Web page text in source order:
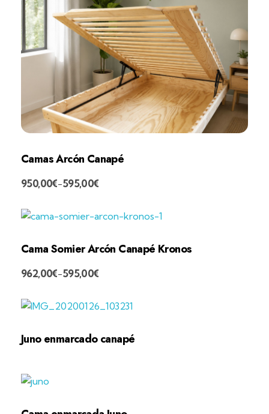
Camas Arcón Canapé
595,00€
-
950,00€
Cama Somier Arcón Canapé Kronos
595,00€
-
962,00€
Juno enmarcado canapé